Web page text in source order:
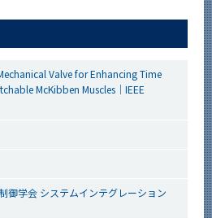
Valve for Enhancing Time
McKibben Muscles｜IEEE
御学会 システムインテグレーション